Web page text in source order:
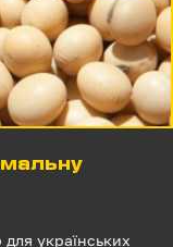
українських